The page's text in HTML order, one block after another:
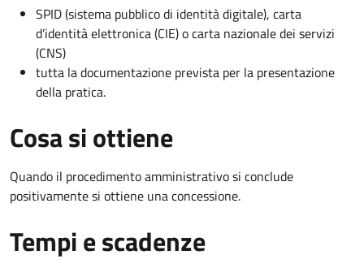
SPID (sistema pubblico di identità digitale), carta
d’identità elettronica (CIE) o carta nazionale dei servizi
(CNS)
tutta la documentazione prevista per la presentazione
della pratica.
Cosa si ottiene
Quando il procedimento amministrativo si conclude
positivamente si ottiene una concessione.
Tempi e scadenze